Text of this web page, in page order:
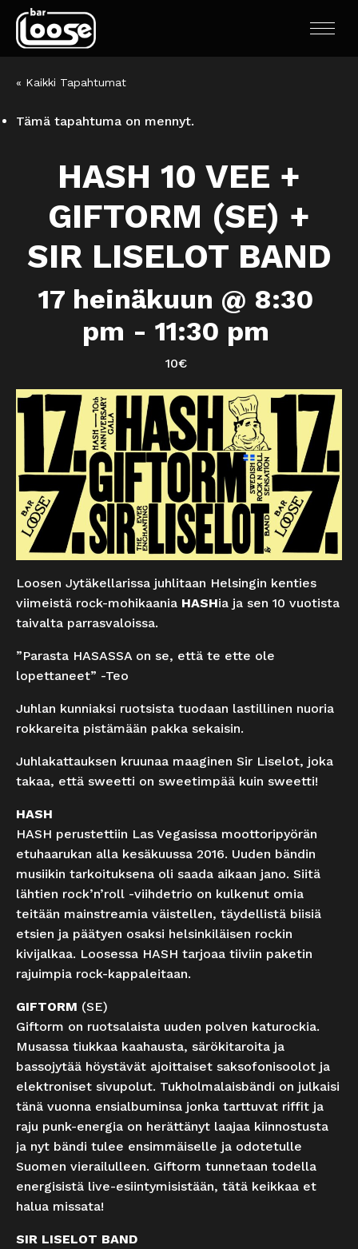
« Kaikki Tapahtumat
Tämä tapahtuma on mennyt.
HASH 10 VEE +
GIFTORM (SE) +
SIR LISELOT BAND
17 heinäkuun @ 8:30
pm - 11:30 pm
10€
Loosen Jytäkellarissa juhlitaan Helsingin kenties
viimeistä rock-mohikaania HASHia ja sen 10 vuotista
taivalta parrasvaloissa.
”Parasta HASASSA on se, että te ette ole
lopettaneet” -Teo
Juhlan kunniaksi ruotsista tuodaan lastillinen nuoria
rokkareita pistämään pakka sekaisin.
Juhlakattauksen kruunaa maaginen Sir Liselot, joka
takaa, että sweetti on sweetimpää kuin sweetti!
HASH
HASH perustettiin Las Vegasissa moottoripyörän
etuhaarukan alla kesäkuussa 2016. Uuden bändin
musiikin tarkoituksena oli saada aikaan jano. Siitä
lähtien rock’n’roll -viihdetrio on kulkenut omia
teitään mainstreamia väistellen, täydellistä biisiä
etsien ja päätyen osaksi helsinkiläisen rockin
kivijalkaa. Loosessa HASH tarjoaa tiiviin paketin
rajuimpia rock-kappaleitaan.
GIFTORM (SE)
Giftorm on ruotsalaista uuden polven katurockia.
Musassa tiukkaa kaahausta, särökitaroita ja
bassojytää höystävät ajoittaiset saksofonisoolot ja
elektroniset sivupolut. Tukholmalaisbändi on julkaisi
tänä vuonna ensialbuminsa jonka tarttuvat riffit ja
raju punk-energia on herättänyt laajaa kiinnostusta
ja nyt bändi tulee ensimmäiselle ja odotetulle
Suomen vierailulleen. Giftorm tunnetaan todella
energisistä live-esiintymisistään, tätä keikkaa et
halua missata!
SIR LISELOT BAND